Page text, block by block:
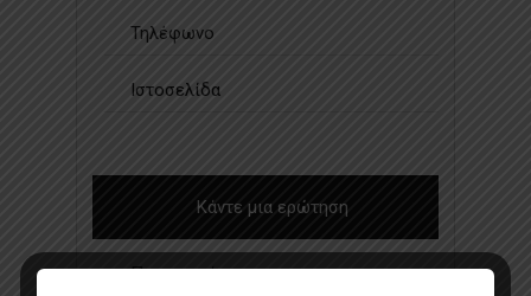
Τηλέφωνο
Ιστοσελίδα
Κάντε μια ερώτηση
Προσφορά